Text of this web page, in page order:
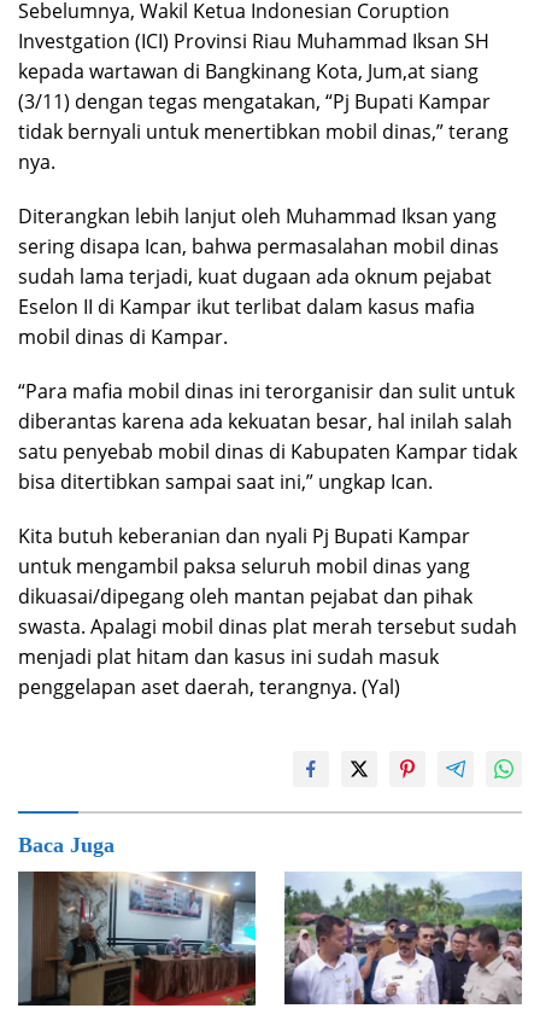
Sebelumnya, Wakil Ketua Indonesian Coruption
Investgation (ICI) Provinsi Riau Muhammad Iksan SH
kepada wartawan di Bangkinang Kota, Jum,at siang
(3/11) dengan tegas mengatakan, “Pj Bupati Kampar
tidak bernyali untuk menertibkan mobil dinas,” terang
nya.
Diterangkan lebih lanjut oleh Muhammad Iksan yang
sering disapa Ican, bahwa permasalahan mobil dinas
sudah lama terjadi, kuat dugaan ada oknum pejabat
Eselon II di Kampar ikut terlibat dalam kasus mafia
mobil dinas di Kampar.
“Para mafia mobil dinas ini terorganisir dan sulit untuk
diberantas karena ada kekuatan besar, hal inilah salah
satu penyebab mobil dinas di Kabupaten Kampar tidak
bisa ditertibkan sampai saat ini,” ungkap Ican.
Kita butuh keberanian dan nyali Pj Bupati Kampar
untuk mengambil paksa seluruh mobil dinas yang
dikuasai/dipegang oleh mantan pejabat dan pihak
swasta. Apalagi mobil dinas plat merah tersebut sudah
menjadi plat hitam dan kasus ini sudah masuk
penggelapan aset daerah, terangnya. (Yal)
Baca Juga